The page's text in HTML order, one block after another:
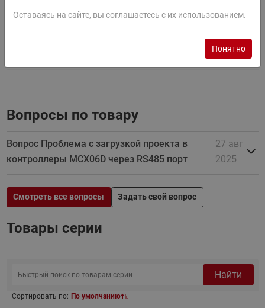
Руководство
Вопросы по товару
Вопрос Проблема с загрузкой проекта в
контроллеры MCX06D через RS485 порт
27 авг
2025
Смотреть все вопросы Задать свой вопрос
Товары серии
Найти
Сортировать по: По умолчанию
Оставаясь на сайте, вы соглашаетесь с их использованием.
Понятно